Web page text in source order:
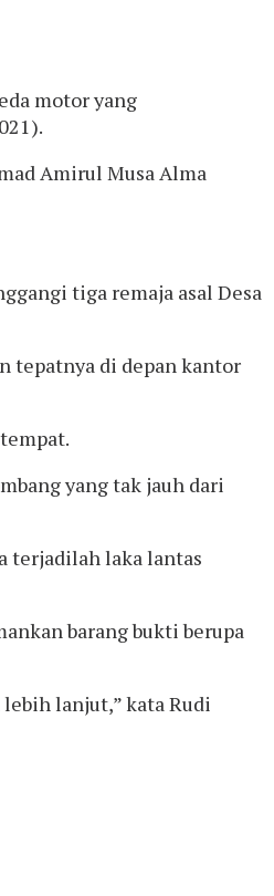
motor yang
Amirul Musa Alma
tiga remaja asal Desa
tepatnya di depan kantor
yang tak jauh dari
terjadilah laka lantas
barang bukti berupa
lanjut,” kata Rudi